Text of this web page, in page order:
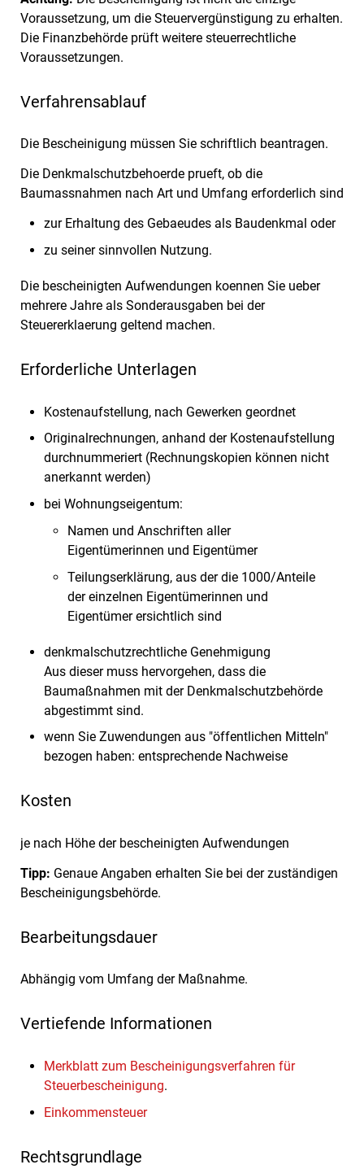
Voraussetzung, um die Steuervergünstigung zu erhalten.
Die Finanzbehörde prüft weitere steuerrechtliche
Voraussetzungen.
Verfahrensablauf
Die Bescheinigung müssen Sie schriftlich beantragen.
Die Denkmalschutzbehoerde prueft, ob die
Baumassnahmen nach Art und Umfang erforderlich sind
zur Erhaltung des Gebaeudes als Baudenkmal oder
zu seiner sinnvollen Nutzung.
Die bescheinigten Aufwendungen koennen Sie ueber
mehrere Jahre als Sonderausgaben bei der
Steuererklaerung geltend machen.
Erforderliche Unterlagen
Kostenaufstellung, nach Gewerken geordnet
Originalrechnungen, anhand der Kostenaufstellung
durchnummeriert (Rechnungskopien können nicht
anerkannt werden)
bei Wohnungseigentum:
Namen und Anschriften aller
Eigentümerinnen und Eigentümer
Teilungserklärung, aus der die 1000/Anteile
der einzelnen Eigentümerinnen und
Eigentümer ersichtlich sind
denkmalschutzrechtliche Genehmigung
Aus dieser muss hervorgehen, dass die
Baumaßnahmen mit der Denkmalschutzbehörde
abgestimmt sind.
wenn Sie Zuwendungen aus "öffentlichen Mitteln"
bezogen haben: entsprechende Nachweise
Kosten
je nach Höhe der bescheinigten Aufwendungen
Tipp: Genaue Angaben erhalten Sie bei der zuständigen
Bescheinigungsbehörde.
Bearbeitungsdauer
Abhängig vom Umfang der Maßnahme.
Vertiefende Informationen
Merkblatt zum Bescheinigungsverfahren für
Steuerbescheinigung.
Einkommensteuer
Rechtsgrundlage